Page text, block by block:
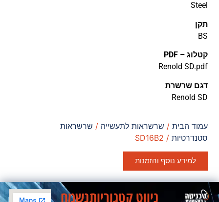
Steel
תקן
BS
קטלוג – PDF
‏‏Renold SD.pdf
דגם שרשרת
Renold SD
עמוד הבית / שרשראות לתעשייה / שרשראות
סטנדרטיות / SD16B2
למידע נוסף והזמנות
ניווטקטגוריותנשמח